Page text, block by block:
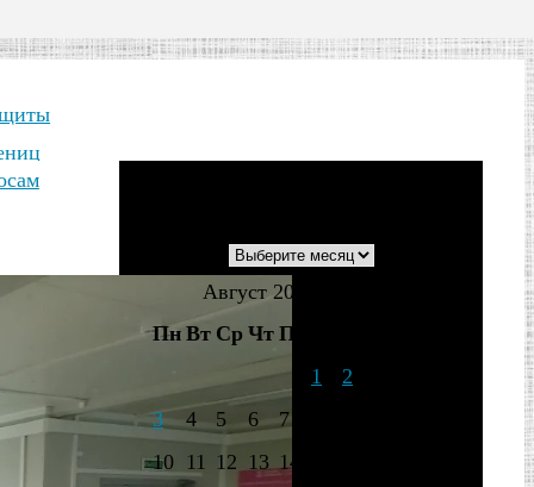
Август 2026
Пн Вт Ср Чт Пт
1
2
3
4 5 6 7
10 11 12 13 14